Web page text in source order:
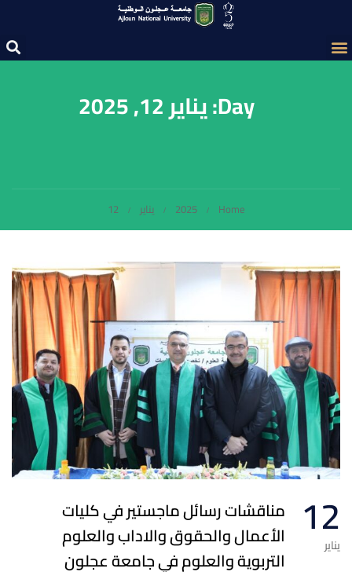
Day: يناير 12, 2025
Home
2025 يناير 12
12
يناير
مناقشات رسائل ماجستير في كليات
الأعمال والحقوق والاداب والعلوم
التربوية والعلوم في جامعة عجلون